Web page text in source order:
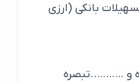
بانکی (ارزی
………..تبصره